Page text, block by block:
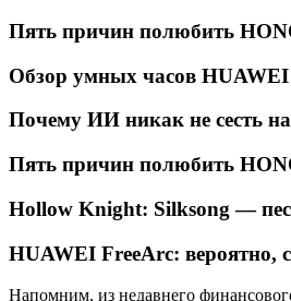
Пять причин полюбить
Обзор умных часов
Почему ИИ никак не сесть
Пять причин полюбить
Hollow Knight: Silksong —
HUAWEI FreeArc:
Напомним, из недавнего